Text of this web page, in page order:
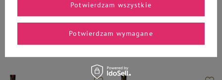
Wybrane specjalnie dla
Ciebie i Twojego czworonoga
Potwierdzam wymagane
Potwierdzam wszystkie